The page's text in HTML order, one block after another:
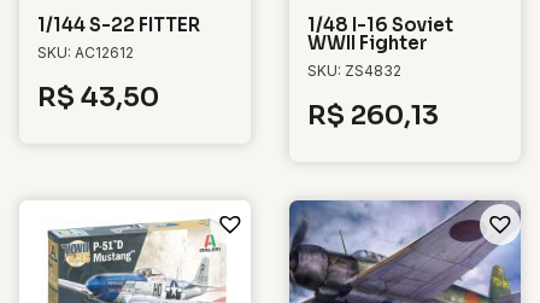
1/144 S-22 FITTER
SKU: AC12612
R$ 43,50
1/48 I-16 Soviet
WWII Fighter
SKU: ZS4832
R$ 260,13